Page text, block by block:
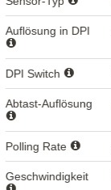
Auflösung in DPI
DPI Switch
Abtast-Auflösung
Polling Rate
Geschwindigkeit